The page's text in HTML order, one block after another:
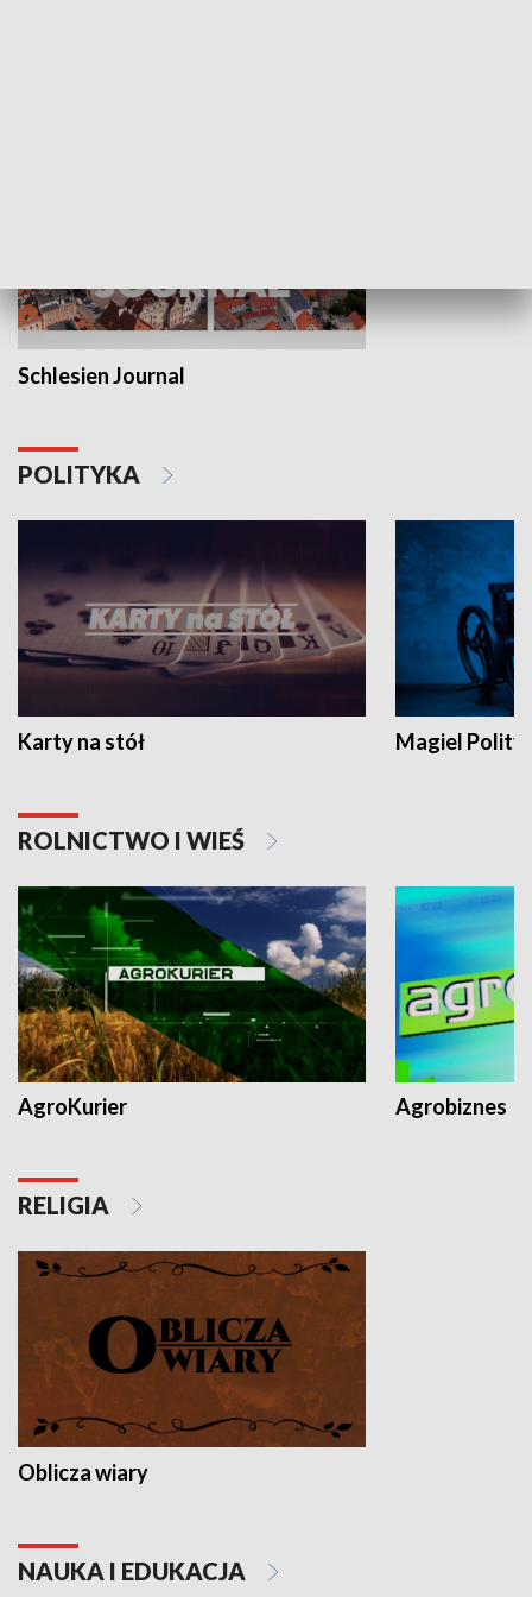
Schlesien Journal
POLITYKA
Karty na stół Magiel
ROLNICTWO I WIEŚ
AgroKurier Agrobiznes
RELIGIA
Oblicza wiary
NAUKA I EDUKACJA